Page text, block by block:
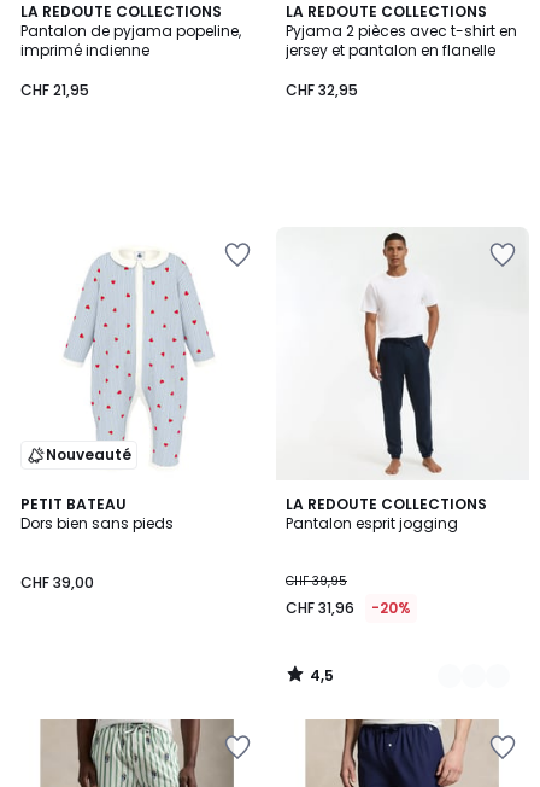
LA REDOUTE COLLECTIONS
Pantalon de pyjama popeline,
imprimé indienne
CHF 21,95
LA REDOUTE COLLECTIONS
Pyjama 2 pièces avec t-shirt en
jersey et pantalon en flanelle
CHF 32,95
Nouveauté
PETIT BATEAU
Dors bien sans pieds
CHF 39,00
LA REDOUTE COLLECTIONS
Pantalon esprit jogging
CHF 39,95
CHF 31,96 -20%
4,5
/ 5
2
Couleurs
4,5
/